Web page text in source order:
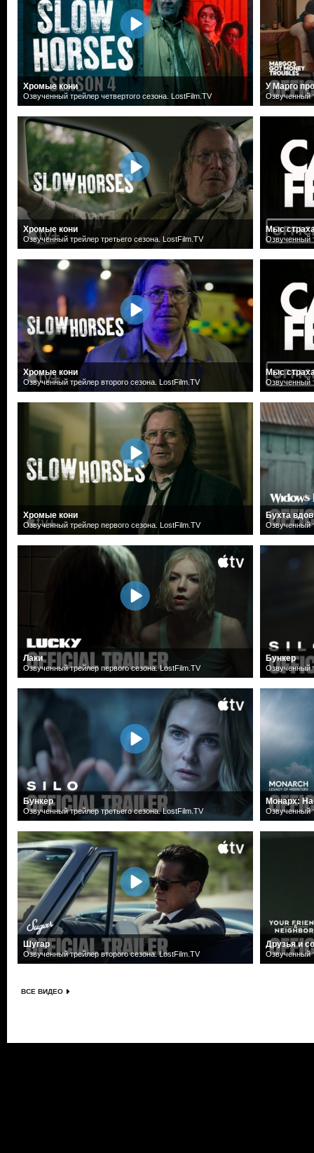
Хромые кони
Озвученный трейлер четвертого сезона. LostFilm.TV
Хромые кони
Озвученный трейлер третьего сезона. LostFilm.TV
Хромые кони
Озвученный трейлер второго сезона. LostFilm.TV
Хромые кони
Озвученный трейлер первого сезона. LostFilm.TV
Лаки
Озвученный трейлер первого сезона. LostFilm.TV
Бункер
Озвученный трейлер третьего сезона. LostFilm.TV
Шугар
Озвученный трейлер второго сезона. LostFilm.TV
У Марго
Озвученный
Мыс
Озвученный
Мыс
Озвученный
Бухта вдов
Озвученный
Бункер
Озвученный
Монарх:
Озвученный
Друзья и
Озвученный
ВСЕ ВИДЕО